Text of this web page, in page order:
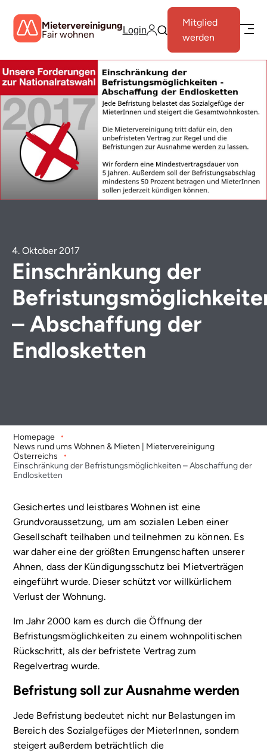
Mietervereinigung
Fair wohnen Login
Mitglied
werden
4. Oktober 2017
Einschränkung der
– Abschaffung der
Endlosketten
Homepage
News rund ums Wohnen & Mieten | Mietervereinigung
Österreichs
Einschränkung der Befristungsmöglichkeiten – Abschaffung der
Endlosketten
Gesichertes und leistbares Wohnen ist eine
Grundvoraussetzung, um am sozialen Leben einer
Gesellschaft teilhaben und teilnehmen zu können. Es
war daher eine der größten Errungenschaften unserer
Ahnen, dass der Kündigungsschutz bei Mietverträgen
eingeführt wurde. Dieser schützt vor willkürlichem
Verlust der Wohnung.
Im Jahr 2000 kam es durch die Öffnung der
Befristungsmöglichkeiten zu einem wohnpolitischen
Rückschritt, als der befristete Vertrag zum
Regelvertrag wurde.
Befristung soll zur Ausnahme werden
Jede Befristung bedeutet nicht nur Belastungen im
Bereich des Sozialgefüges der MieterInnen, sondern
steigert außerdem beträchtlich die